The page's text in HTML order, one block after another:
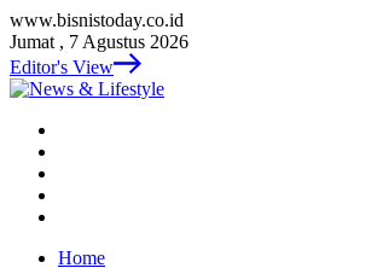
www.bisnistoday.co.id
Jumat , 7 Agustus 2026
Editor's View
Home